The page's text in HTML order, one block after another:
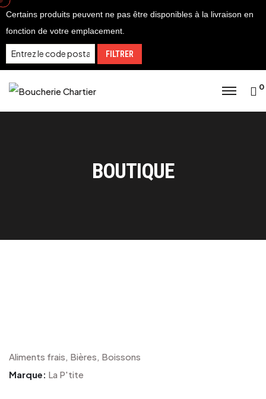
Certains produits peuvent ne pas être disponibles à la livraison en
fonction de votre emplacement.
FILTRER
0
BOUTIQUE
Aliments frais, Bières, Boissons
Marque: La P'tite